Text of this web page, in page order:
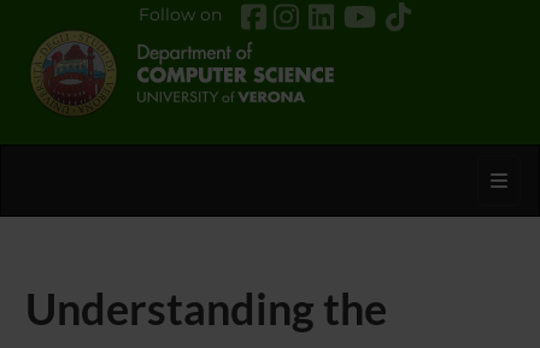
Follow on
Understanding the